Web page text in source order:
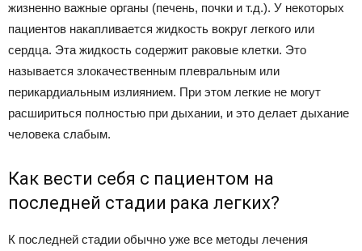
жизненно важные органы (печень, почки и т.д.). У некоторых
пациентов накапливается жидкость вокруг легкого или
сердца. Эта жидкость содержит раковые клетки. Это
называется злокачественным плевральным или
перикардиальным излиянием. При этом легкие не могут
расшириться полностью при дыхании, и это делает дыхание
человека слабым.
Как вести себя с пациентом на
последней стадии рака легких?
К последней стадии обычно уже все методы лечения